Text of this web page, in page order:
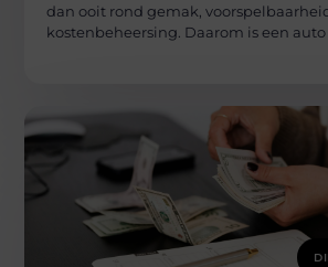
dan ooit rond gemak,
kostenbeheersing. Daarom is een auto